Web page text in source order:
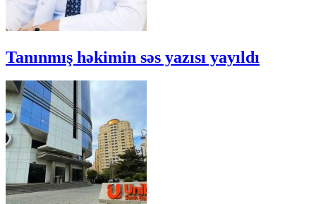
Tanınmış həkimin səs yazısı yayıldı